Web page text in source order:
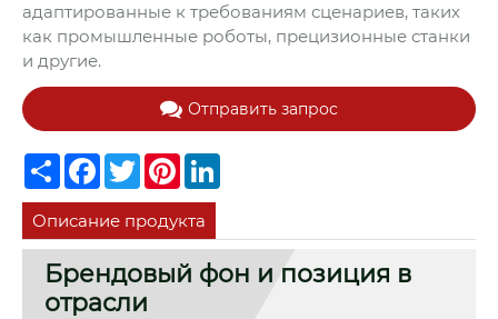
адаптированные к требованиям сценариев, таких
как промышленные роботы, прецизионные станки
и другие.
Отправить запрос
ShareFacebook
TwitterPinterest
Описание продукта
Брендовый фон и позиция в
отрасли